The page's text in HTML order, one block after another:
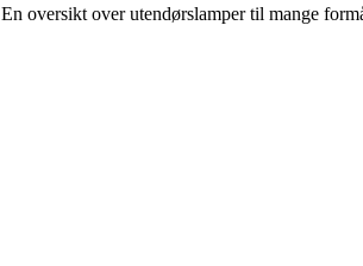
En oversikt over utendørslamper til mange